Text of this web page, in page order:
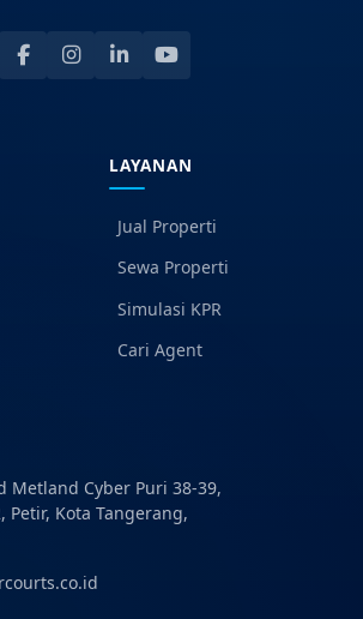
LAYANAN
Jual Properti
Sewa Properti
Simulasi KPR
Cari Agent
Metland Cyber Puri 38-39,
Petir, Kota Tangerang,